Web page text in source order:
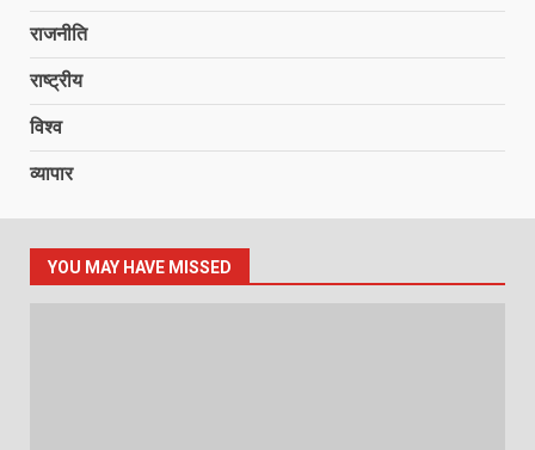
राजनीति
राष्ट्रीय
विश्व
व्यापार
YOU MAY HAVE MISSED